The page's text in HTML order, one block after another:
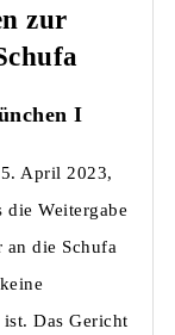
zur
I
April 2023,
Weitergabe
die Schufa
Das Gericht